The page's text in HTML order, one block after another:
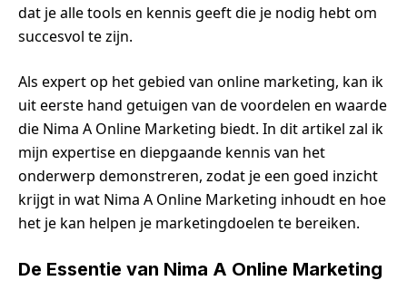
dat je alle tools en kennis geeft die je nodig hebt om
succesvol te zijn.
Als expert op het gebied van online marketing, kan ik
uit eerste hand getuigen van de voordelen en waarde
die Nima A Online Marketing biedt. In dit artikel zal ik
mijn expertise en diepgaande kennis van het
onderwerp demonstreren, zodat je een goed inzicht
krijgt in wat Nima A Online Marketing inhoudt en hoe
het je kan helpen je marketingdoelen te bereiken.
De Essentie van Nima A Online Marketing